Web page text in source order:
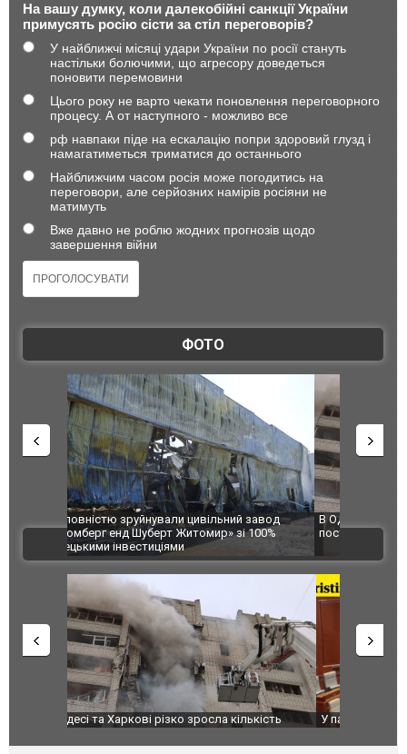
На вашу думку, коли далекобійні санкції України
примусять росію сісти за стіл переговорів?
У найближчі місяці удари України по росії стануть
настільки болючими, що агресору доведеться
поновити перемовини
Цього року не варто чекати поновлення переговорного
процесу. А от наступного - можливо все
рф навпаки піде на ескалацію попри здоровий глузд і
намагатиметься триматися до останнього
Найближчим часом росія може погодитись на
переговори, але серйозних намірів росіяни не
матимуть
Вже давно не роблю жодних прогнозів щодо
завершення війни
ФОТО
В Одесі та Харкові різко зросла кількість
постраждалих від обстрілу РФ
Ворог
двоє
після
ВІДЕО
У парламенті Косово прем'єра закидали яйцями
Приїхав
до
зіркового